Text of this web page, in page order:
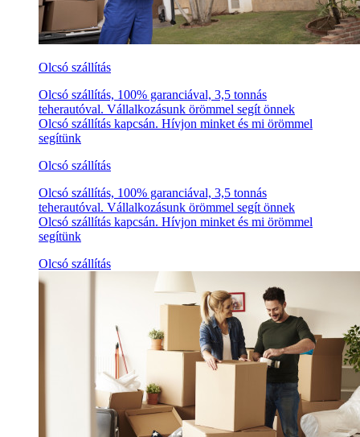
Olcsó szállítás
Olcsó szállítás, 100% garanciával, 3,5 tonnás
teherautóval. Vállalkozásunk örömmel segít önnek
Olcsó szállítás kapcsán. Hívjon minket és mi örömmel
segítünk
Olcsó szállítás
Olcsó szállítás, 100% garanciával, 3,5 tonnás
teherautóval. Vállalkozásunk örömmel segít önnek
Olcsó szállítás kapcsán. Hívjon minket és mi örömmel
segítünk
Olcsó szállítás